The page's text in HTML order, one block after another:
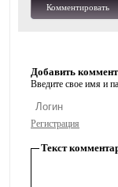
Комментировать
Добавить
Введите свое имя и
Регистрация
Текст